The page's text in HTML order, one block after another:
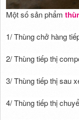
Một số sản phẩm
1/ Thùng chở hàng
2/ Thùng tiếp thị
3/ Thùng tiếp thị sau
4/ Thùng tiếp thị